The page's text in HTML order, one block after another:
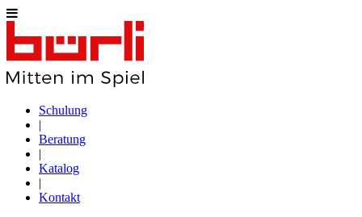
Schulung
|
Beratung
|
Katalog
|
Kontakt